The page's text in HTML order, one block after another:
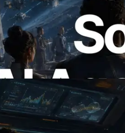
Solana RPC 공개 — AI
API에 온디맨드로 결